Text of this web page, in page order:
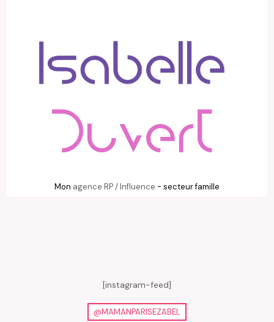
Mon agence RP / Influence - secteur famille
[instagram-feed]
@MAMANPARISEZABEL